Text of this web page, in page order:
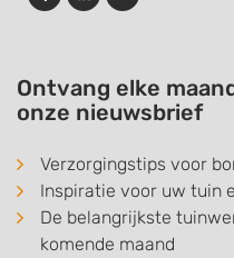
Ontvang elke
onze nieuwsbrief
Verzorgingstips voor
Inspiratie voor uw tuin
De belangrijkste
komende maand